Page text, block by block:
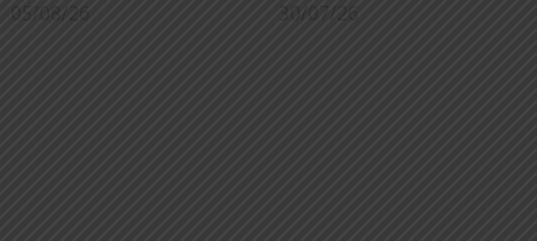
05/08/26 30/07/26